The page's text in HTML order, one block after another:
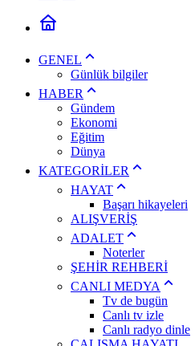
GENEL
Günlük bilgiler
HABER
Gündem
Ekonomi
Eğitim
Dünya
KATEGORİLER
HAYAT
Başarı hikayeleri
ALIŞVERİŞ
ADALET
Noterler
ŞEHİR REHBERİ
CANLI MEDYA
Tv de bugün
Canlı tv izle
Canlı radyo dinle